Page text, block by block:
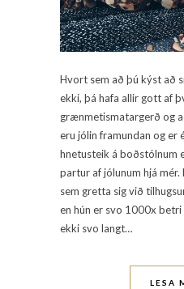
Hvort sem að þú kýst að
ekki, þá hafa allir gott af
grænmetismatargerð og
eru jólin framundan og er
hnetusteik á boðstólnum
partur af jólunum hjá
sem gretta sig við
en hún er svo 1000x
ekki svo langt…
LESA